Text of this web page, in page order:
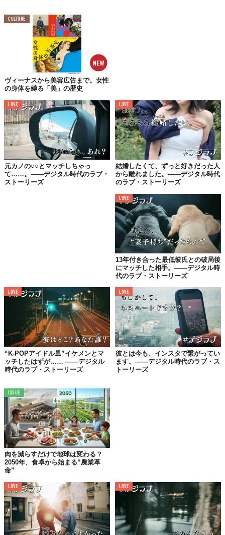
夜だったし、外国籍なのもあって、ちょっと怖かったです。
でも、マックの駐車場（待ち合わせ場所）に着くと、いったん車
から降りてきてくれて。身振り手振りで一生懸命に自己紹介をし
てくれたんですよね。
おかげで緊張がほぐれて、さっきまでの心配なんて嘘みたいに、
すぐに打ち解けることができました。
それからドライブデートに出かけたんですが、ずっと会話が途切
れず、楽しい時間を過ごしました。
ドバイのイケメン
Thank you so much!
じつは、彼に会おうと思った決め手は、元カレと髪型が似てたか
でも、彼の方も、わたしが元カノの名前と似ているってだけで
……というのは、結婚してからお互いに打ち明けたハナシ。
ドバイのイケメンのフッ軽マインドを真似してみたら、運命の出
Thank you so much!
┈┈┈┈┈┈┈ ♡ ┈┈┈┈┈┈┈┈
あなたの“デジラブ”体験は？
を物語にしています。どこかに残しておきたい、浄化して
おきたい、マッチング相手との忘れられないできごとがあ
れば、こちらのフォームに、ペンネームと内容（箇条書き
など簡単なものでも可）をお送りください💌
元カノの○○とマッチしちゃって……。
——デジタル時代のラブ・ストーリー
ズ
CULTURE
ヴィーナスから美容広告まで。女性
の身体を縛る「美」の歴史
LOVE
元カノの○○とマッチしちゃっ
て……。——デジタル時代のラブ・
ストーリーズ
LOVE
結婚したくて、ずっと好きだった人
から離れました。——デジタル時代
のラブ・ストーリーズ
LOVE
13年付き合った最低彼氏との破局後
にマッチした相手。——デジタル時
代のラブ・ストーリーズ
LOVE
“K-POPアイドル風”イケメンとマ
ッチしたはずが…… ——デジタル
時代のラブ・ストーリーズ
LOVE
彼とは今も、インスタで繋がってい
ます。——デジタル時代のラブ・ス
トーリーズ
ISSUE
肉を減らすだけで地球は変わる？
2050年、食卓から始まる“農業革
命”
LOVE LOVE